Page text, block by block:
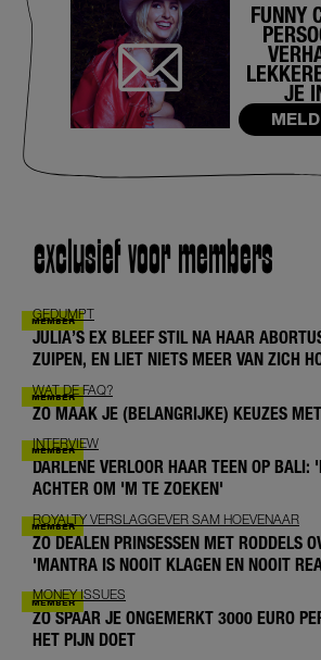
FUNNY
JE
exclusief voor members
GEDUMPT
JULIA’S EX BLEEF STIL NA HAAR
ZUIPEN, EN LIET NIETS MEER VAN ZICH
WAT DE FAQ?
ZO MAAK JE (BELANGRIJKE) KEUZES
INTERVIEW
DARLENE VERLOOR HAAR TEEN OP BALI:
ACHTER OM 'M TE ZOEKEN'
ROYALTY VERSLAGGEVER SAM HOEVENAAR
ZO DEALEN PRINSESSEN MET RODDELS
'MANTRA IS NOOIT KLAGEN EN NOOIT
MONEY ISSUES
ZO SPAAR JE ONGEMERKT 3000 EURO
HET PIJN DOET